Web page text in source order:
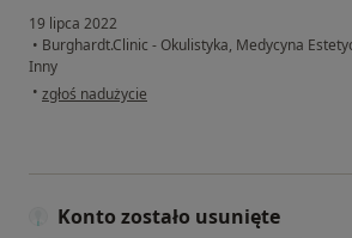
19 lipca 2022
• Burghardt.Clinic - Okulistyka, Medycyna
Inny
• w opinii użytkownika Agata P.
zgłoś nadużycie
Konto zostało usunięte